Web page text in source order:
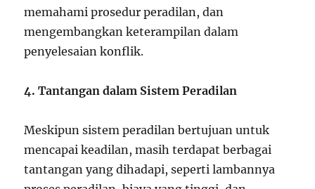
memahami prosedur peradilan, dan
mengembangkan keterampilan dalam
penyelesaian konflik.
4. Tantangan dalam Sistem Peradilan
Meskipun sistem peradilan bertujuan untuk
mencapai keadilan, masih terdapat berbagai
tantangan yang dihadapi, seperti lambannya